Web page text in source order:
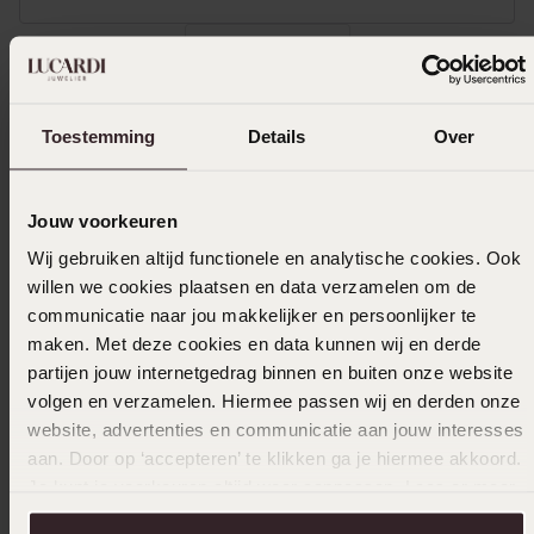
Toestemming Details Over
Jouw voorkeuren
Wij gebruiken altijd functionele en analytische cookies. Ook
willen we cookies plaatsen en data verzamelen om de
communicatie naar jou makkelijker en persoonlijker te
maken. Met deze cookies en data kunnen wij en derde
partijen jouw internetgedrag binnen en buiten onze website
volgen en verzamelen. Hiermee passen wij en derden onze
website, advertenties en communicatie aan jouw interesses
aan. Door op ‘accepteren’ te klikken ga je hiermee akkoord.
over in onscookiebeleid.
In winkelmandje
Ook leuk voor jou